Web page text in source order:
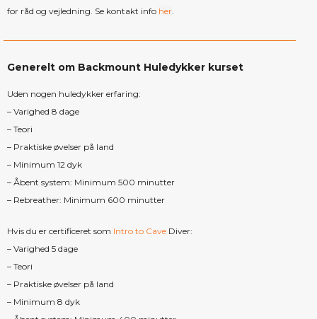
for råd og vejledning. Se kontakt info her.
Generelt om Backmount Huledykker kurset
Uden nogen huledykker erfaring:
– Varighed 8 dage
– Teori
– Praktiske øvelser på land
– Minimum 12 dyk
– Åbent system: Minimum 500 minutter
– Rebreather: Minimum 600 minutter
Hvis du er certificeret som Intro to Cave Diver:
– Varighed 5 dage
– Teori
– Praktiske øvelser på land
– Minimum 8 dyk